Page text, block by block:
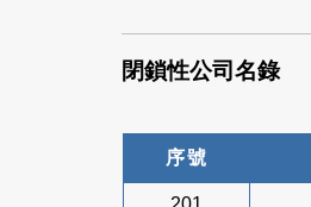
閉鎖性公司名錄
序號